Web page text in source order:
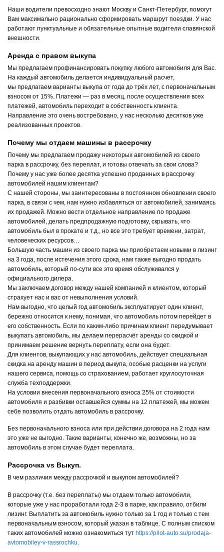
Наши водители превосходно знают Москву и Санкт-Петербург, помогут
Вам максимально рационально сформировать маршрут поездки. У нас
работают пунктуальные и обязательные опытные водители славянской
внешности.
Аренда с правом выкупа
Мы предлагаем профинансировать покупку любого автомобиля для Вас.
На каждый автомобиль делается индивидуальный расчет,
мы предлагаем варианты выкупа от года до трёх лет, с первоначальным
взносом от 15%. Платежи — раз в месяц, после осуществления всех
платежей, автомобиль переходит в собственность клиента.
Направление это очень востребовано, у нас несколько десятков уже
реализованных проектов.
Почему мы отдаем машины в рассрочку
Почему мы предлагаем продажу некоторых автомобилей из своего
парка в рассрочку, без переплат, и готовы отвечать за свои слова?
Почему у нас уже более десятка успешно проданных в рассрочку
автомобилей нашим клиентам?
С нашей стороны, мы заинтересованы в постоянном обновлении своего
парка, в связи с чем, нам нужно избавляться от автомобилей, занимаясь
их продажей. Можно вести отдельное направление по продаже
автомобилей, делать предпродажную подготовку, скрывать, что
автомобиль был в прокате и т.д., но все это требует времени, затрат,
человеческих ресурсов…
Большую часть машин из своего парка мы приобретаем новыми в лизинг
на 3 года, после истечения этого срока, нам также выгодно продать
автомобиль, который по-сути все это время обслуживался у
официального дилера.
Мы заключаем договор между нашей компанией и клиентом, который
страхует нас и вас от невыполнения условий.
Нам выгодно, что целый год автомобиль эксплуатирует один клиент,
бережно относится к нему, понимая, что автомобиль потом перейдет в
его собственность. Если по каким-либо причинам клиент передумывает
выкупать автомобиль, мы делаем перерасчёт аренды со скидкой и
принимаем решение вернуть переплату, если она будет.
Для клиентов, выкупающих у нас автомобиль, действует специальная
скидка на аренду машин в период выкупа, особые расценки на услуги
нашего сервиса, помощь со страхованием, работает круглосуточная
служба техподдержки.
На условии внесения первоначального взноса 25% от стоимости
автомобиля и разбивки оставшейся суммы на 12 платежей, мы можем
себе позволить отдать автомобиль в рассрочку.
Без первоначального взноса или при действии договора на 2 года нам
это уже не выгодно. Такие варианты, конечно же, возможны, но за
автомобиль в этом случае будет переплата.
Рассрочка vs Выкуп.
В чем различия между рассрочкой и выкупом автомобилей?
В рассрочку (т.е. без переплаты) мы отдаем только автомобили,
которые уже у нас проработали года 2-3 в парке, как правило, отбили
лизинг. Выплатить за автомобиль нужно только за 1 год и только с тем
первоначальным взносом, который указан в таблице. С полным списком
таких автомобилей можно ознакомиться тут https://pilot-auto.su/prodaja-
avtomobiley-v-rassrochku